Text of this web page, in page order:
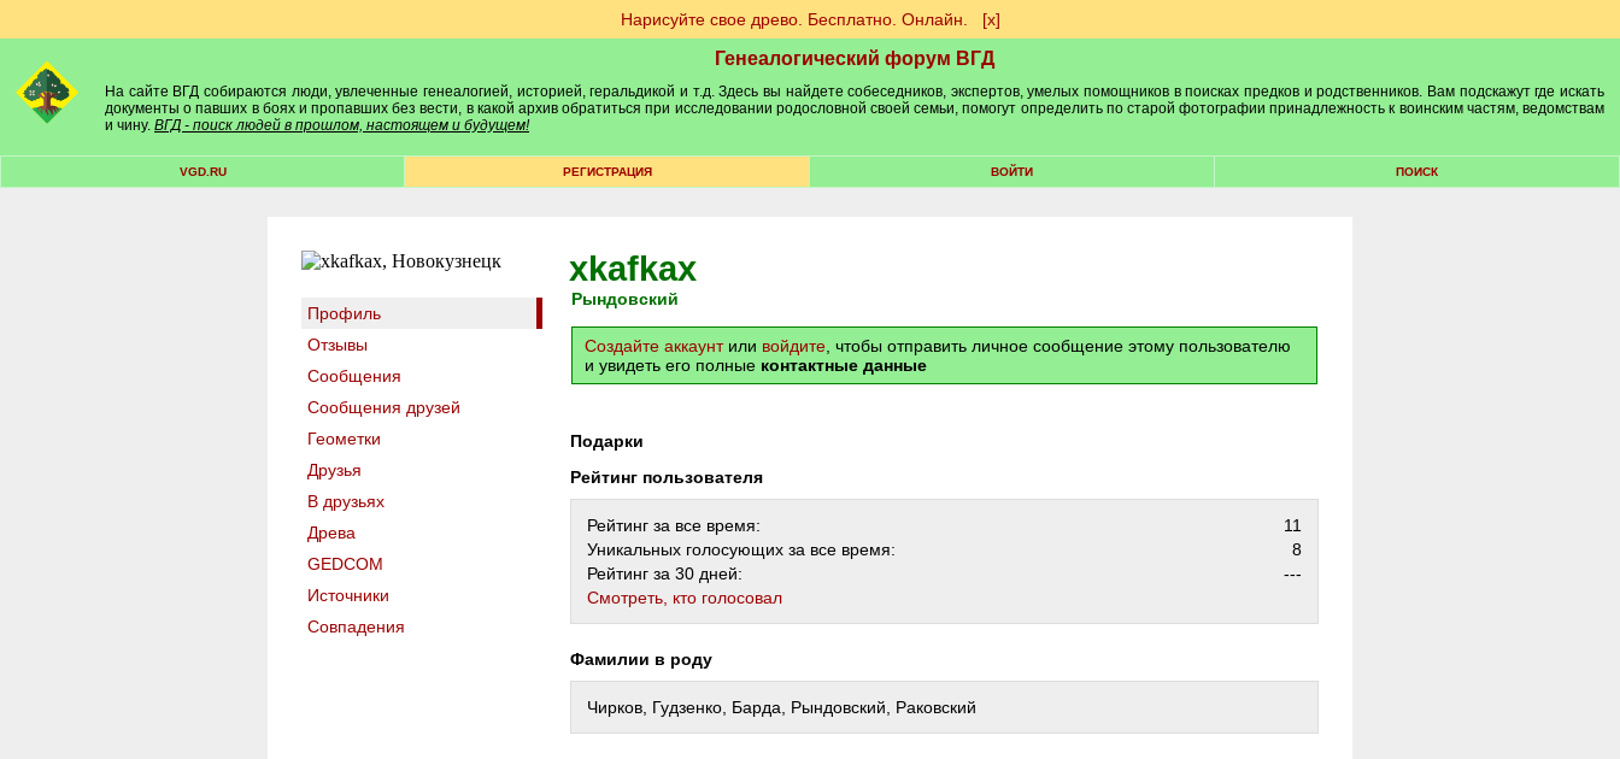
Нарисуйте свое древо. Бесплатно. Онлайн. [х]
Генеалогический форум ВГД
На сайте ВГД собираются люди, увлеченные генеалогией, историей, геральдикой и т.д. Здесь вы найдете собеседников, экспертов, умелых помощников в поисках предков и родственников. Вам подскажут где искать
документы о павших в боях и пропавших без вести, в какой архив обратиться при исследовании родословной своей семьи, помогут определить по старой фотографии принадлежность к воинским частям, ведомствам
и чину. ВГД - поиск людей в прошлом, настоящем и будущем!
VGD.RU РЕГИСТРАЦИЯ ВОЙТИ ПОИСК
Профиль
Отзывы
Сообщения
Сообщения друзей
Геометки
Друзья
В друзьях
Древа
GEDCOM
Источники
Совпадения
xkafkax
Рындовский
Создайте аккаунтили войдите , чтобы отправить личное сообщение этому пользователю
и увидеть его полные контактные данные
Подарки
Рейтинг пользователя
Рейтинг за все время:
11
Уникальных голосующих за все время:
8
Рейтинг за 30 дней:
---
Cмотреть, кто голосовал
Фамилии в роду
Чирков, Гудзенко, Барда, Рындовский, Раковский